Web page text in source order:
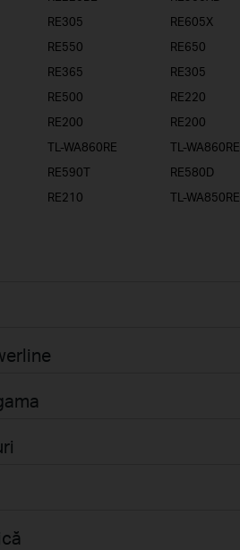
RE305
RE605X
RE550
RE650
RE365
RE305
RE500
RE220
RE200
RE200
TL-WA860RE
TL-WA860RE
RE590T
RE580D
RE210
TL-WA850RE